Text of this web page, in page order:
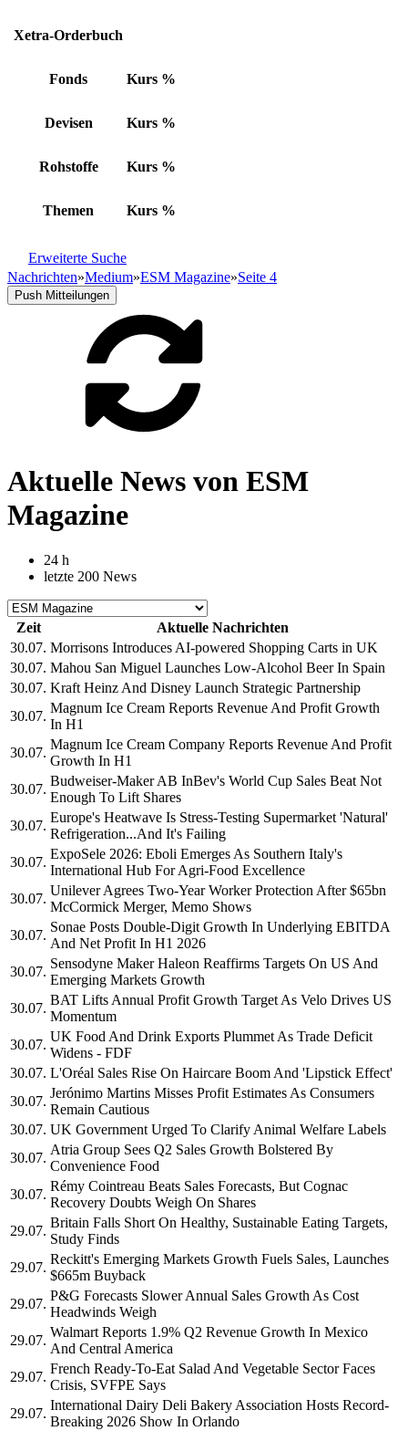
Xetra-Orderbuch
Fonds Kurs %
Devisen Kurs %
Rohstoffe Kurs %
Themen Kurs %
Erweiterte Suche
Nachrichten»Medium»ESM Magazine»Seite 4
Push Mitteilungen
Aktuelle News von ESM
Magazine
24 h
letzte 200 News
Zeit
Aktuelle Nachrichten
30.07. Morrisons Introduces AI-powered Shopping Carts in UK
30.07. Mahou San Miguel Launches Low-Alcohol Beer In Spain
30.07. Kraft Heinz And Disney Launch Strategic Partnership
30.07.
Magnum Ice Cream Reports Revenue And Profit Growth
In H1
30.07.
Magnum Ice Cream Company Reports Revenue And Profit
Growth In H1
30.07.
Budweiser-Maker AB InBev's World Cup Sales Beat Not
Enough To Lift Shares
30.07.
Europe's Heatwave Is Stress-Testing Supermarket 'Natural'
Refrigeration...And It's Failing
30.07.
ExpoSele 2026: Eboli Emerges As Southern Italy's
International Hub For Agri-Food Excellence
30.07.
Unilever Agrees Two-Year Worker Protection After $65bn
McCormick Merger, Memo Shows
30.07.
Sonae Posts Double-Digit Growth In Underlying EBITDA
And Net Profit In H1 2026
30.07.
Sensodyne Maker Haleon Reaffirms Targets On US And
Emerging Markets Growth
30.07.
BAT Lifts Annual Profit Growth Target As Velo Drives US
Momentum
30.07.
UK Food And Drink Exports Plummet As Trade Deficit
Widens - FDF
30.07. L'Oréal Sales Rise On Haircare Boom And 'Lipstick Effect'
30.07.
Jerónimo Martins Misses Profit Estimates As Consumers
Remain Cautious
30.07. UK Government Urged To Clarify Animal Welfare Labels
30.07.
Atria Group Sees Q2 Sales Growth Bolstered By
Convenience Food
30.07.
Rémy Cointreau Beats Sales Forecasts, But Cognac
Recovery Doubts Weigh On Shares
29.07.
Britain Falls Short On Healthy, Sustainable Eating Targets,
Study Finds
29.07.
Reckitt's Emerging Markets Growth Fuels Sales, Launches
$665m Buyback
29.07.
P&G Forecasts Slower Annual Sales Growth As Cost
Headwinds Weigh
29.07.
Walmart Reports 1.9% Q2 Revenue Growth In Mexico
And Central America
29.07.
French Ready-To-Eat Salad And Vegetable Sector Faces
Crisis, SVFPE Says
29.07.
International Dairy Deli Bakery Association Hosts Record-
Breaking 2026 Show In Orlando